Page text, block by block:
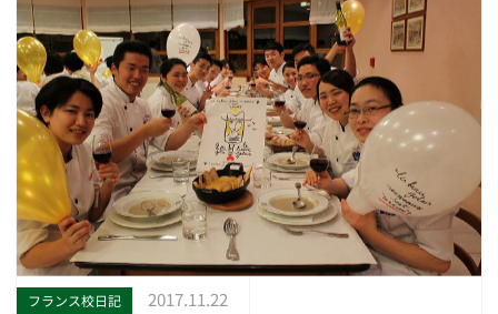
フランス校日記 2017.11.22